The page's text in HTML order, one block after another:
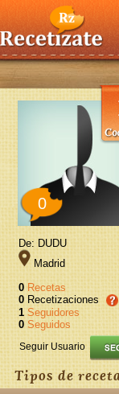
0
De: DUDU
Madrid
0 Recetas
0 Recetizaciones
1 Seguidores
0 Seguidos
Seguir Usuario
Tipos de